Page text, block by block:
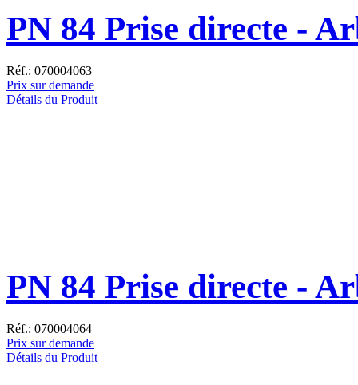
PN 84 Prise directe -
Réf.: 070004063
Prix sur demande
Détails du Produit
PN 84 Prise directe -
Réf.: 070004064
Prix sur demande
Détails du Produit